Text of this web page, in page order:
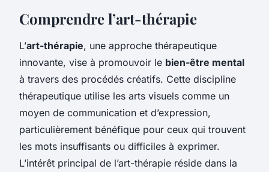
Comprendre l’art-thérapie
L’art-thérapie, une approche thérapeutique
innovante, vise à promouvoir le bien-être mental
à travers des procédés créatifs. Cette discipline
thérapeutique utilise les arts visuels comme un
moyen de communication et d’expression,
particulièrement bénéfique pour ceux qui trouvent
les mots insuffisants ou difficiles à exprimer.
L’intérêt principal de l’art-thérapie réside dans la